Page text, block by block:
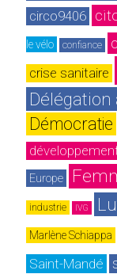
circo9406
le vélo confiance
crise sanitaire
Démocratie
Europe
industrie IVG
Marlène Schiappa
Saint-Mandé